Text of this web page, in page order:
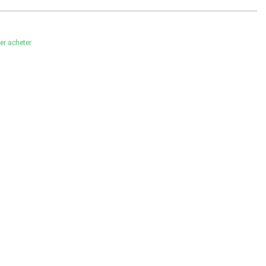
acheter